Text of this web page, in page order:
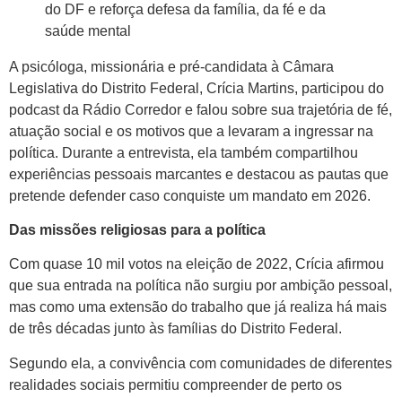
do DF e reforça defesa da família, da fé e da
saúde mental
A psicóloga, missionária e pré-candidata à Câmara
Legislativa do Distrito Federal, Crícia Martins, participou do
podcast da Rádio Corredor e falou sobre sua trajetória de fé,
atuação social e os motivos que a levaram a ingressar na
política. Durante a entrevista, ela também compartilhou
experiências pessoais marcantes e destacou as pautas que
pretende defender caso conquiste um mandato em 2026.
Das missões religiosas para a política
Com quase 10 mil votos na eleição de 2022, Crícia afirmou
que sua entrada na política não surgiu por ambição pessoal,
mas como uma extensão do trabalho que já realiza há mais
de três décadas junto às famílias do Distrito Federal.
Segundo ela, a convivência com comunidades de diferentes
realidades sociais permitiu compreender de perto os